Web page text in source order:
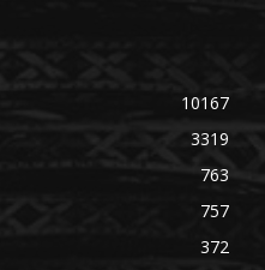
10167
3319
763
757
372